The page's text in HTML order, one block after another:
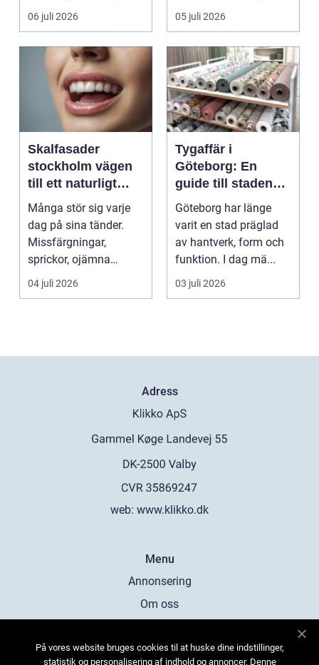
För många biläg...
06 juli 2026
ordning i ekonomin.
För må...
05 juli 2026
Skalfasader
stockholm vägen
till ett naturligt
vackert leende
Många stör sig varje
dag på sina tänder.
Missfärgningar,
sprickor, ojämna
kanter eller en sned
tandr...
04 juli 2026
Tygaffär i
Göteborg: En
guide till stadens
textila möjligheter
Göteborg har länge
varit en stad präglad
av hantverk, form och
funktion. I dag mä...
03 juli 2026
Adress
web: www.klikko.dk
Menu
Annonsering
Om oss
Kontakta oss
På vores website bruges cookies til at huske dine indstillinger,
statistik og personalisering af indhold og annoncer. Denne